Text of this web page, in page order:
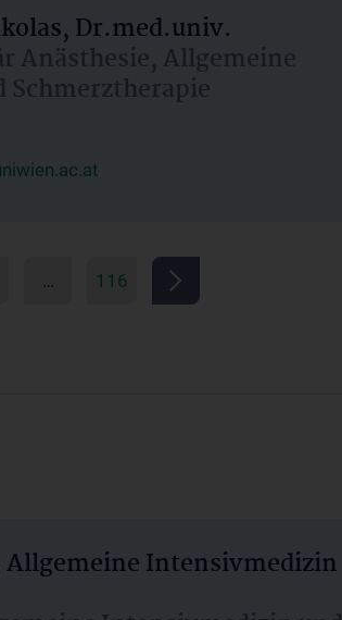
Dr.med.univ.
Anästhesie, Allgemeine
… 116
Intensivmedizin